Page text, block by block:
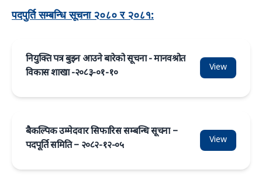
पदपुर्ति सम्बन्धि सूचना २०८० र २०८१:
नियुक्ति पत्र बुझ्न आउने बारेको सूचना - मानवश्रोत
विकास शाखा -२०८३-०१-१०
View
बैकल्पिक उम्मेदवार सिफारिस सम्बन्धि सूचना –
पदपूर्ति समिति – २०८२-१२-०५
View